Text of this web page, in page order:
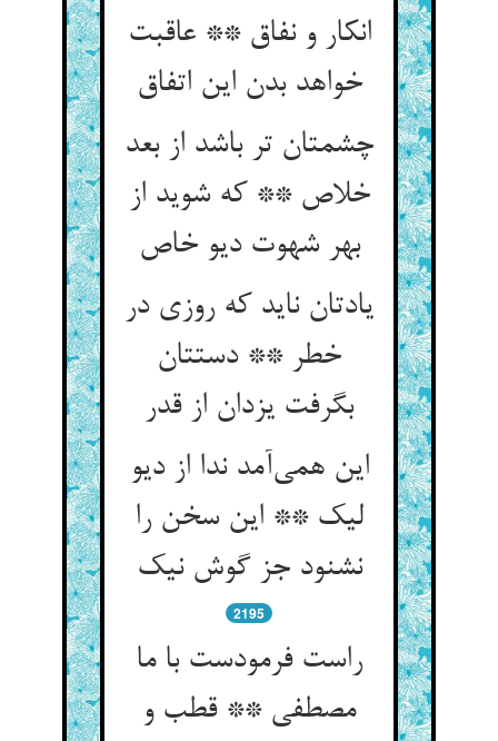
انکار و نفاق ** عاقبت
خواهد بدن این اتفاق
چشمتان تر باشد از بعد
خلاص ** که شوید از
بهر شهوت دیو خاص
یادتان ناید که روزی در
خطر ** دستتان
بگرفت یزدان از قدر
این همی‌آمد ندا از دیو
لیک ** این سخن را
نشنود جز گوش نیک
2195
راست فرمودست با ما
مصطفی ** قطب و